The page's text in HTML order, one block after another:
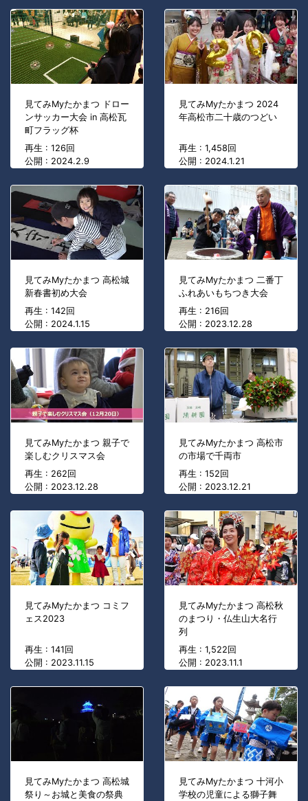
見てみMyたかまつ ドロー
ンサッカー大会 in 高松瓦
町フラッグ杯
再生 : 126回
公開 : 2024.2.9
見てみMyたかまつ 2024
年高松市二十歳のつどい
再生 : 1,458回
公開 : 2024.1.21
見てみMyたかまつ 高松城
新春書初め大会
再生 : 142回
公開 : 2024.1.15
見てみMyたかまつ 二番丁
ふれあいもちつき大会
再生 : 216回
公開 : 2023.12.28
見てみMyたかまつ 親子で
楽しむクリスマス会
再生 : 262回
公開 : 2023.12.28
見てみMyたかまつ 高松市
の市場で千両市
再生 : 152回
公開 : 2023.12.21
見てみMyたかまつ コミフ
ェス2023
再生 : 141回
公開 : 2023.11.15
見てみMyたかまつ 高松秋
のまつり・仏生山大名行
列
再生 : 1,522回
公開 : 2023.11.1
見てみMyたかまつ 高松城
祭り～お城と美食の祭典
見てみMyたかまつ 十河小
学校の児童による獅子舞